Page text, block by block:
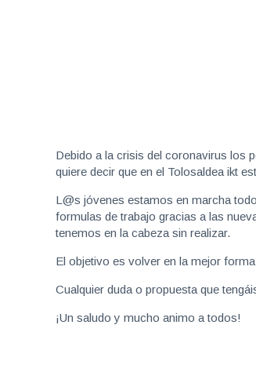
Debido a la crisis del coronavirus los
quiere decir que en el Tolosaldea ikt
L@s jóvenes estamos en marcha
formulas de trabajo gracias a las
tenemos en la cabeza sin realizar.
El objetivo es volver en la mejor
Cualquier duda o propuesta que
¡Un saludo y mucho animo a todos!